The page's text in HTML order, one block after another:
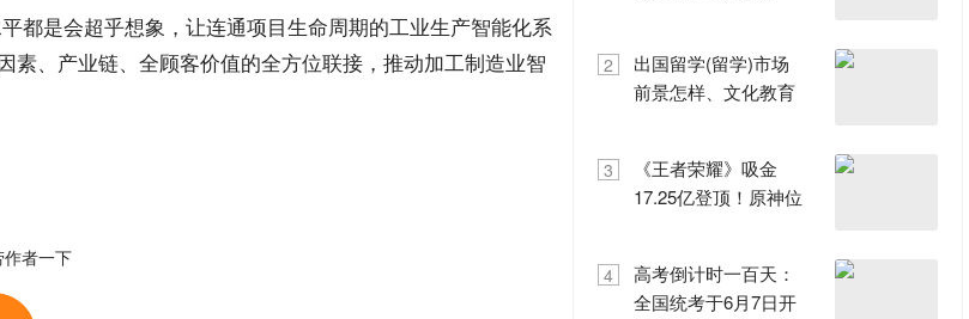
都是会超乎想象，让连通项目生命周期的工业生产智能化系
素、产业链、全顾客价值的全方位联接，推动加工制造业智
者一下
2
出国留学(留学)市场
前景怎样、文化教育
3
《王者荣耀》吸金
17.25亿登顶！原神位
4
高考倒计时一百天：
全国统考于6月7日开